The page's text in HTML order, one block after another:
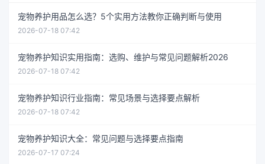
宠物养护用品怎么选？5个实用方法教你正确判断与使用
2026-07-18 07:42
宠物养护知识实用指南：选购、维护与常见问题解析2026
2026-07-18 07:42
宠物养护知识行业指南：常见场景与选择要点解析
2026-07-18 07:42
宠物养护知识大全：常见问题与选择要点指南
2026-07-17 07:24